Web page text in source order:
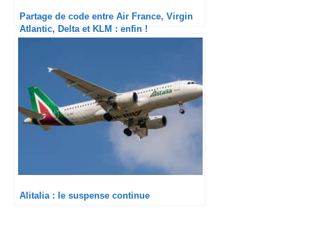
Partage de code entre Air France, Virgin
Atlantic, Delta et KLM : enfin !
Alitalia : le suspense continue